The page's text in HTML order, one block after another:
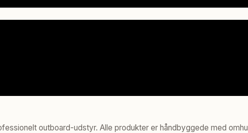
outboard-udstyr. Alle produkter er håndbyggede med omhu